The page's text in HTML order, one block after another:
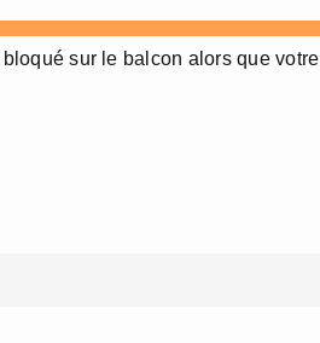
sur le balcon alors que votre